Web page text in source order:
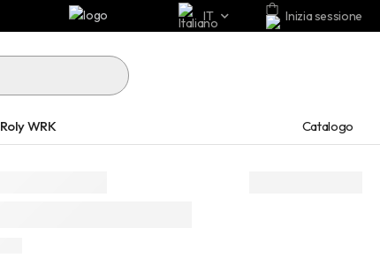
IT Inizia sessione
Roly WRK Catalogo